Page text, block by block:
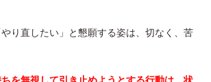
やり直したい」と懇願する姿は、切なく、苦
を無視して引き止めようとする行動は、状